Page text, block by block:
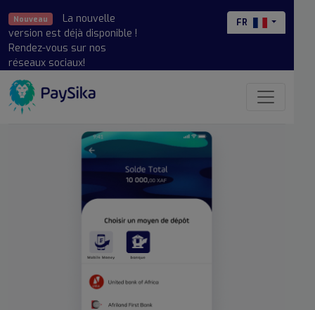
Nouveau
La nouvelle
version est déjà disponible !
Rendez-vous sur nos
réseaux sociaux!
FR